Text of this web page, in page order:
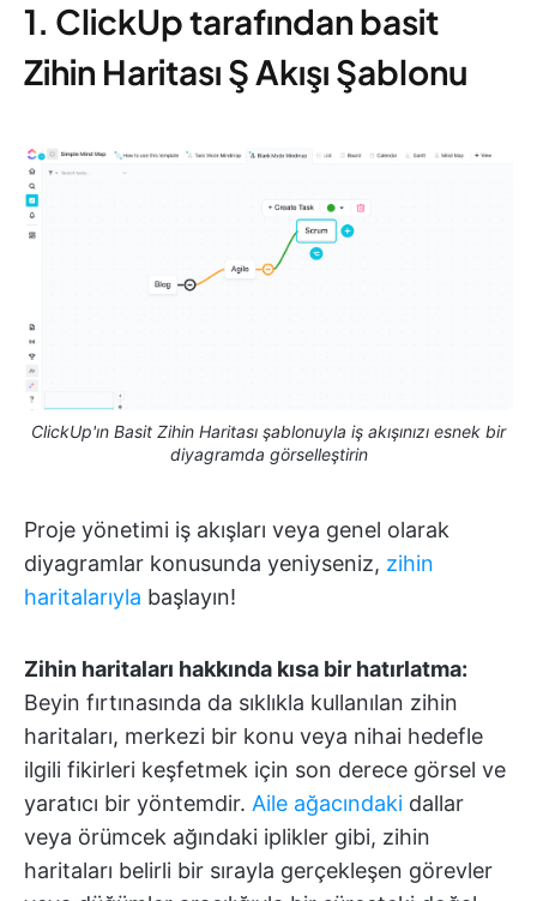
1. ClickUp tarafından basit
Zihin Haritası Ş Akışı Şablonu
ClickUp'ın Basit Zihin Haritası şablonuyla iş akışınızı esnek bir
diyagramda görselleştirin
Proje yönetimi iş akışları veya genel olarak
diyagramlar konusunda yeniyseniz, zihin
haritalarıyla başlayın!
Zihin haritaları hakkında kısa bir hatırlatma:
Beyin fırtınasında da sıklıkla kullanılan zihin
haritaları, merkezi bir konu veya nihai hedefle
ilgili fikirleri keşfetmek için son derece görsel ve
yaratıcı bir yöntemdir. Aile ağacındaki dallar
veya örümcek ağındaki iplikler gibi, zihin
haritaları belirli bir sırayla gerçekleşen görevler